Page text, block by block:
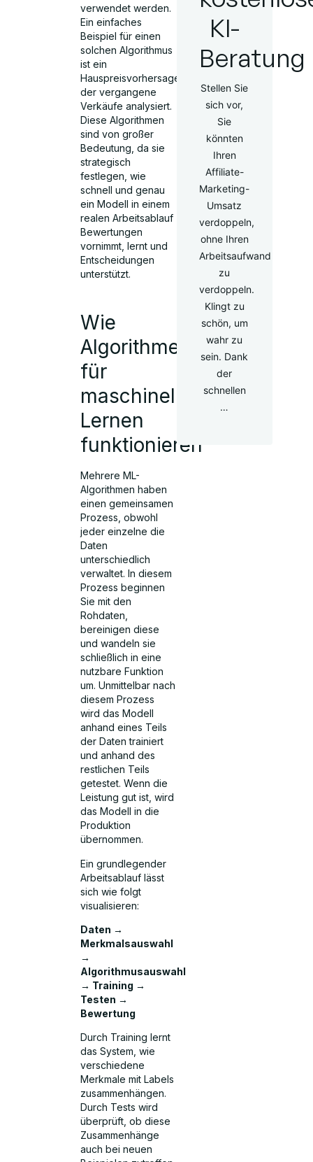
verwendet werden.
Ein einfaches
Beispiel für einen
solchen Algorithmus
ist ein
Hauspreisvorhersager,
der vergangene
Verkäufe analysiert.
Diese Algorithmen
sind von großer
Bedeutung, da sie
strategisch
festlegen, wie
schnell und genau
ein Modell in einem
realen Arbeitsablauf
Bewertungen
vornimmt, lernt und
Entscheidungen
unterstützt.
Wie
Algorithmen
für
maschinelles
Lernen
funktionieren
Mehrere ML-
Algorithmen haben
einen gemeinsamen
Prozess, obwohl
jeder einzelne die
Daten
unterschiedlich
verwaltet. In diesem
Prozess beginnen
Sie mit den
Rohdaten,
bereinigen diese
und wandeln sie
schließlich in eine
nutzbare Funktion
um. Unmittelbar nach
diesem Prozess
wird das Modell
anhand eines Teils
der Daten trainiert
und anhand des
restlichen Teils
getestet. Wenn die
Leistung gut ist, wird
das Modell in die
Produktion
übernommen.
Ein grundlegender
Arbeitsablauf lässt
sich wie folgt
visualisieren:
Daten →
Merkmalsauswahl
→
Algorithmusauswahl
→ Training →
Testen →
Bewertung
Durch Training lernt
das System, wie
verschiedene
Merkmale mit Labels
zusammenhängen.
Durch Tests wird
überprüft, ob diese
Zusammenhänge
auch bei neuen
KI-
Beratung
Stellen Sie
sich vor,
Sie
könnten
Ihren
Affiliate-
Marketing-
Umsatz
verdoppeln,
ohne Ihren
Arbeitsaufwand
zu
verdoppeln.
Klingt zu
schön, um
wahr zu
sein. Dank
der
schnellen
…